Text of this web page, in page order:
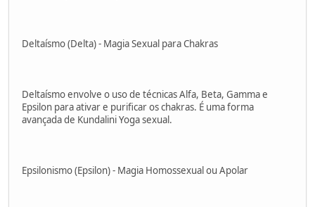
Deltaísmo (Delta) - Magia Sexual para Chakras
Deltaísmo envolve o uso de técnicas Alfa, Beta, Gamma e
Epsilon para ativar e purificar os chakras. É uma forma
avançada de Kundalini Yoga sexual.
Epsilonismo (Epsilon) - Magia Homossexual ou Apolar